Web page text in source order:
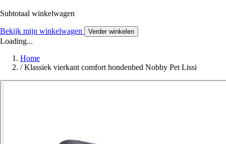
Subtotaal winkelwagen
Bekijk mijn winkelwagen Verder winkelen
Loading...
Home
/ Klassiek vierkant comfort hondenbed Nobby Pet Lissi